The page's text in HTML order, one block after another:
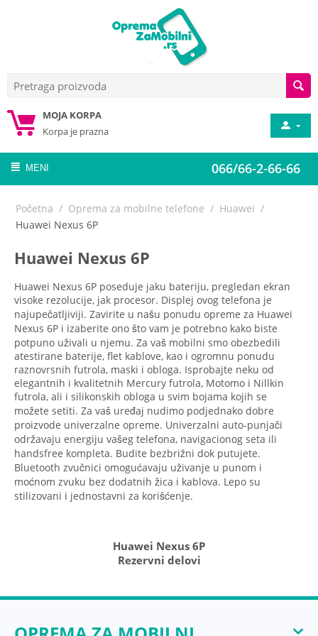
MOJA KORPA
Korpa je prazna
066/66-2-66-66
MENI
Početna / Oprema za mobilne telefone / Huawei /
Huawei Nexus 6P
Huawei Nexus 6P
Huawei Nexus 6P poseduje jaku bateriju, pregledan ekran
visoke rezolucije, jak procesor. Displej ovog telefona je
najupečatljiviji. Zavirite u našu ponudu opreme za Huawei
Nexus 6P i izaberite ono što vam je potrebno kako biste
potpuno uživali u njemu. Za vaš mobilni smo obezbedili
atestirane baterije, flet kablove, kao i ogromnu ponudu
raznovrsnih futrola, maski i obloga. Isprobajte neku od
elegantnih i kvalitetnih Mercury futrola, Motomo i Nillkin
futrola, ali i silikonskih obloga u svim bojama kojih se
možete setiti. Za vaš uređaj nudimo podjednako dobre
proizvode univerzalne opreme. Univerzalni auto-punjači
održavaju energiju vašeg telefona, navigacionog seta ili
handsfree kompleta. Budite bezbrižni dok putujete.
Bluetooth zvučnici omogućavaju uživanje u punom i
moćnom zvuku bez dodatnih žica i kablova. Lepo su
stilizovani i jednostavni za korišćenje.
Huawei Nexus 6P
Rezervni delovi